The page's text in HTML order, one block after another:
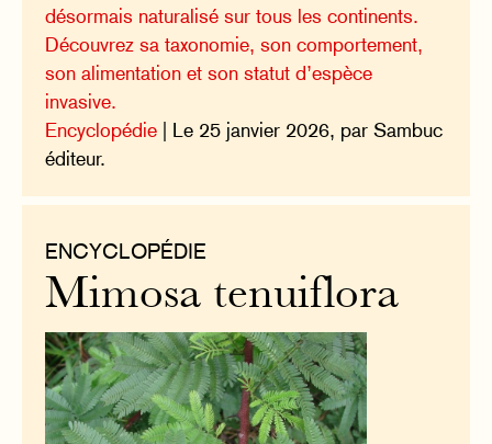
désormais naturalisé sur tous les continents.
Découvrez sa taxonomie, son comportement,
son alimentation et son statut d’espèce
invasive.
Encyclopédie | Le 25 janvier 2026, par Sambuc
éditeur.
ENCYCLOPÉDIE
Mimosa tenuiflora